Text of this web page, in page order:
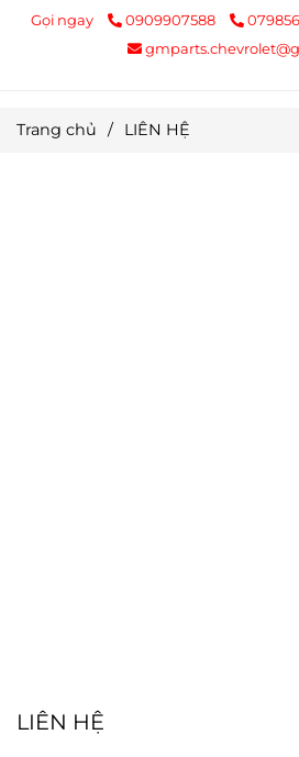
Gọi ngay 0909907588
Trang chủ / LIÊN HỆ
LIÊN HỆ